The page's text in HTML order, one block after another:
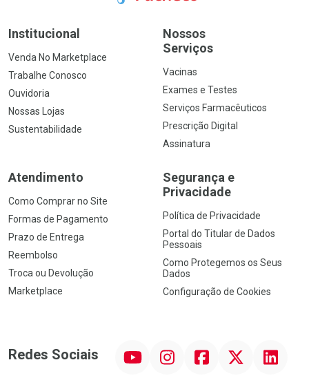
Institucional
Venda No Marketplace
Trabalhe Conosco
Ouvidoria
Nossas Lojas
Sustentabilidade
Nossos
Serviços
Vacinas
Exames e Testes
Serviços Farmacêuticos
Prescrição Digital
Assinatura
Atendimento
Como Comprar no Site
Formas de Pagamento
Prazo de Entrega
Reembolso
Troca ou Devolução
Marketplace
Segurança e
Privacidade
Política de Privacidade
Portal do Titular de Dados
Pessoais
Como Protegemos os Seus
Dados
Configuração de Cookies
Redes Sociais InstagramFacebookTwitter Linkedin